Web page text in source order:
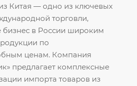
Китая — одно из ключевых
торговли,
в России широким
по
ценам. Компания
предлагает комплексные
импорта товаров из